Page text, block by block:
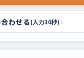
わせる(入力30秒) ›